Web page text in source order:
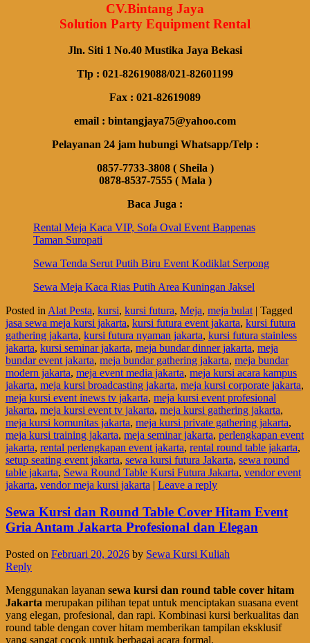
CV.Bintang Jaya
Solution Party Equipment Rental
Jln. Siti 1 No.40 Mustika Jaya Bekasi
Tlp : 021-82619088/021-82601199
Fax : 021-82619089
email : bintangjaya75@yahoo.com
Pelayanan 24 jam hubungi Whatsapp/Telp :
0857-7733-3808 ( Sheila )
0878-8537-7555 ( Mala )
Baca Juga :
Rental Meja Kaca VIP, Sofa Oval Event Bappenas
Taman Suropati
Sewa Tenda Serut Putih Biru Event Kodiklat Serpong
Sewa Meja Kaca Rias Putih Area Kuningan Jaksel
Posted in Alat Pesta, kursi, kursi futura, Meja, meja bulat | Tagged
jasa sewa meja kursi jakarta, kursi futura event jakarta, kursi futura
gathering jakarta, kursi futura nyaman jakarta, kursi futura stainless
jakarta, kursi seminar jakarta, meja bundar dinner jakarta, meja
bundar event jakarta, meja bundar gathering jakarta, meja bundar
modern jakarta, meja event media jakarta, meja kursi acara kampus
jakarta, meja kursi broadcasting jakarta, meja kursi corporate jakarta,
meja kursi event inews tv jakarta, meja kursi event profesional
jakarta, meja kursi event tv jakarta, meja kursi gathering jakarta,
meja kursi komunitas jakarta, meja kursi private gathering jakarta,
meja kursi training jakarta, meja seminar jakarta, perlengkapan event
jakarta, rental perlengkapan event jakarta, rental round table jakarta,
setup seating event jakarta, sewa kursi futura Jakarta, sewa round
table jakarta, Sewa Round Table Kursi Futura Jakarta, vendor event
jakarta, vendor meja kursi jakarta | Leave a reply
Sewa Kursi dan Round Table Cover Hitam Event
Gria Antam Jakarta Profesional dan Elegan
Posted on Februari 20, 2026 by Sewa Kursi Kuliah
Reply
Menggunakan layanan sewa kursi dan round table cover hitam
Jakarta merupakan pilihan tepat untuk menciptakan suasana event
yang elegan, profesional, dan rapi. Kombinasi kursi berkualitas dan
round table dengan cover hitam memberikan tampilan eksklusif
yang sangat cocok untuk berbagai acara formal.